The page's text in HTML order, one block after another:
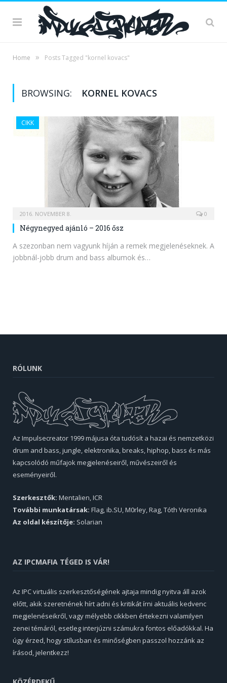
Home » Posts Tagged "kornel kovacs"
BROWSING: KORNEL KOVACS
CIKK
2016. NOVEMBER 8. 0
Négynegyed ajánló – 2016 ősz
A szezonban nem vagyunk híján a remek megjelenéseknek. A
jobbnál-jobb drum and bass albumok és…
RÓLUNK
Az Impulsecreator 1999 májusa óta tudósít a hazai és nemzetközi
drum and bass, jungle, elektronika, breaks, hiphop, bass és más
kapcsolódó műfajok megjelenéseiről, művészeiről és
eseményeiről.
Szerkesztők: Mentalien, ICR
További munkatársak: Flag, ib.SU, M0rley, Rag, Tóth Veronika
Az oldal készítője: Solarian
AZ IPCMAFIA TÉGED IS VÁR!
Az IPC virtuális szerkesztőségének ajtaja mindig nyitva áll azok
előtt, akik szeretnének hírt adni és kritikát írni aktuális kedvenc
megjelenéseikről, vagy mélyebb cikkben értekezni valamilyen
zenei témáról, esetleg interjúzni számukra fontos előadókkal. Ha
úgy érzed, hogy stílusban és minőségben passzol hozzánk az
írásod, jelentkezz!